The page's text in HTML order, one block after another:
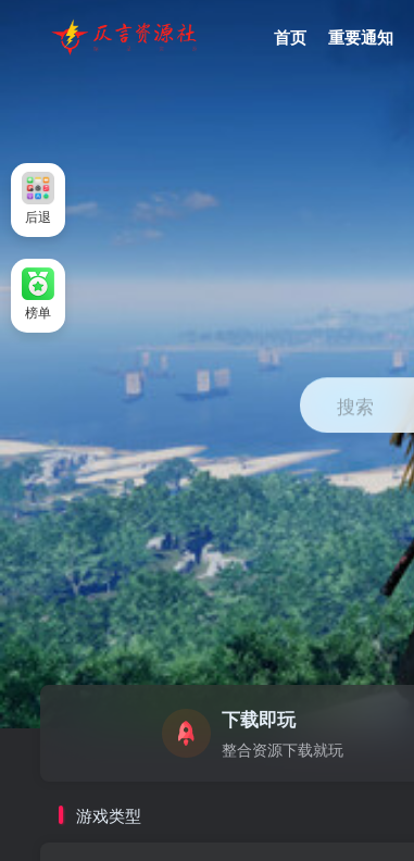
首页 重要通知
搜索
下载即玩
整合资源下载就玩
游戏类型
后退
榜单